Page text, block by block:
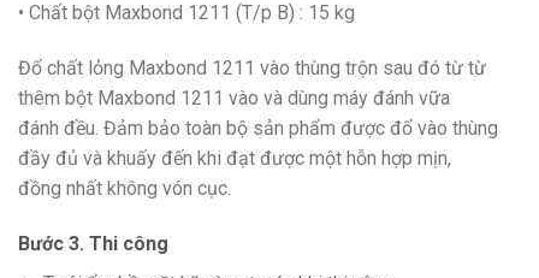
• Chất bột Maxbond 1211 (T/p B) : 15 kg
Đổ chất lỏng Maxbond 1211 vào thùng trộn sau đó từ từ
thêm bột Maxbond 1211 vào và dùng máy đánh vữa
đánh đều. Đảm bảo toàn bộ sản phẩm được đổ vào thùng
đầy đủ và khuấy đến khi đạt được một hỗn hợp mịn,
đồng nhất không vón cục.
Bước 3. Thi công